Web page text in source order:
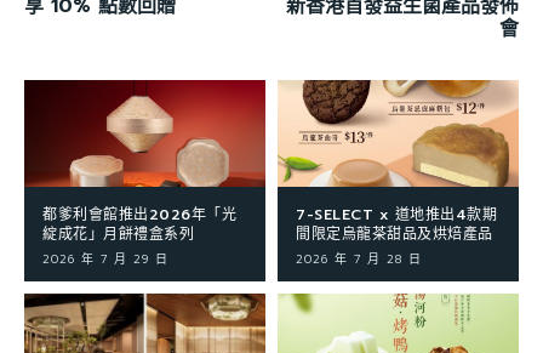
享 10% 點數回贈 新香港首發益生菌產品發佈
會
都爹利會館推出2026年「光
綻成花」月餅禮盒系列
2026 年 7 月 29 日
7-SELECT x 道地推出4款期
間限定烏龍茶甜品及烘焙產品
2026 年 7 月 28 日